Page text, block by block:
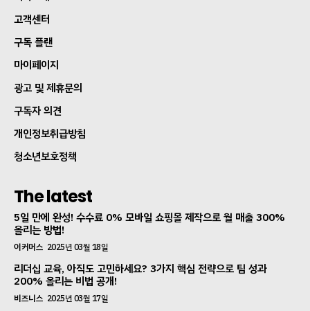
고객센터
구독 플랜
마이페이지
광고 및 제휴문의
구독자 의견
개인정보취급방침
청소년보호정책
The latest
5일 만에 완성! 수수료 0% 모바일 쇼핑몰 제작으로 월 매출 300%
올리는 방법!
이커머스 2025년 03월 18일
리더십 교육, 아직도 고민하세요? 3가지 핵심 전략으로 팀 성과
200% 올리는 비법 공개!
비즈니스 2025년 03월 17일